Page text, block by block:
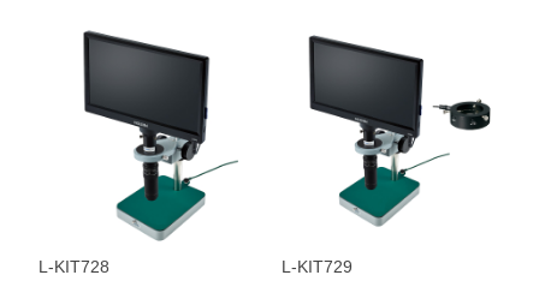
L-KIT728
L-KIT729